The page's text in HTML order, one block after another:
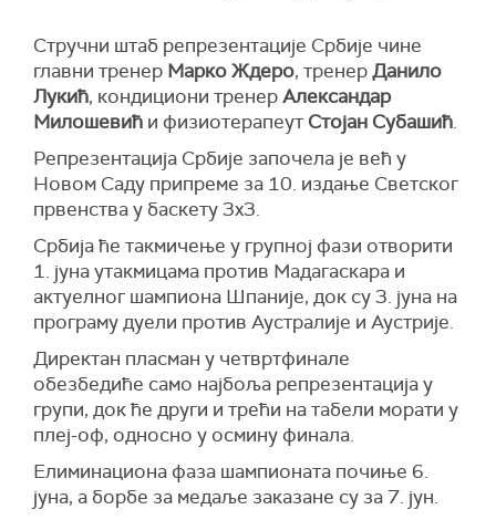
Стручни штаб репрезентације Србије чине
главни тренер Марко Ждеро, тренерДанило
Лукић, кондициони тренерАлександар
Милошевић и физиотерапеут Стојан Субашић.
Репрезентација Србије започела је већ у
Новом Саду припреме за 10. издање Светског
првенства у баскету 3x3.
Србија ће такмичење у групној фази отворити
1. јуна утакмицама против Мадагаскара и
актуелног шампиона Шпаније, док су 3. јуна на
програму дуели против Аустралије и Аустрије.
Директан пласман у четвртфинале
обезбедиће само најбоља репрезентација у
групи, док ће други и трећи на табели морати у
плеј-оф, односно у осмину финала.
Елиминациона фаза шампионата почиње 6.
јуна, а борбе за медаље заказане су за 7. јун.